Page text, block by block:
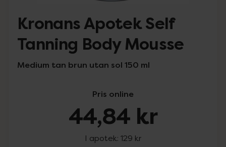
Kronans Apotek Self
Tanning Body Mousse
Medium tan brun utan sol 150 ml
Pris online
44,84 kr
I apotek: 129 kr